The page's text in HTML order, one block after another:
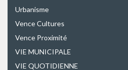
Urbanisme
Vence Cultures
Vence Proximité
VIE MUNICIPALE
VIE QUOTIDIENNE